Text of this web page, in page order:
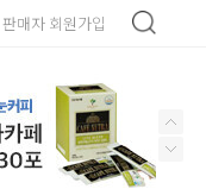
판매자 회원가입